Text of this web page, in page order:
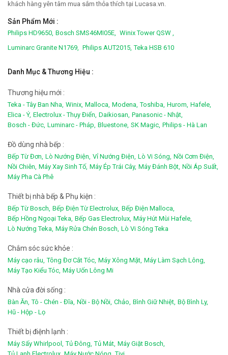
khách hàng yên tâm mua sắm thỏa thích tại Lucasa.vn.
Sản Phẩm Mới :
Philips HD9650, Bosch SMS46MI05E, Winix Tower QSW ,
Luminarc Granite N1769, Philips AUT2015, Teka HSB 610
Danh Mục & Thương Hiệu :
Thương hiệu mới :
Teka - Tây Ban Nha, Winix, Malloca, Modena, Toshiba, Hurom, Hafele,
Elica - Ý, Electrolux - Thụy Điển, Daikiosan, Panasonic - Nhật,
Bosch - Đức, Luminarc - Pháp, Bluestone, SK Magic, Philips - Hà Lan
Đồ dùng nhà bếp :
Bếp Từ Đơn, Lò Nướng Điện, Vỉ Nướng Điện, Lò Vi Sóng, Nồi Cơm Điện,
Nồi Chiên, Máy Xay Sinh Tố, Máy Ép Trái Cây, Máy Đánh Bột, Nồi Áp Suất,
Máy Pha Cà Phê
Thiết bị nhà bếp & Phụ kiện :
Bếp Từ Bosch, Bếp Điện Từ Electrolux, Bếp Điện Malloca,
Bếp Hồng Ngoại Teka, Bếp Gas Electrolux, Máy Hút Mùi Hafele,
Lò Nướng Teka, Máy Rửa Chén Bosch, Lò Vi Sóng Teka
Chắm sóc sức khỏe :
Máy cạo râu, Tông Đơ Cắt Tóc, Máy Xông Mặt, Máy Làm Sạch Lông,
Máy Tạo Kiểu Tóc, Máy Uốn Lông Mi
Nhà cửa đời sống :
Bàn Ăn, Tô - Chén - Đĩa, Nồi - Bộ Nồi, Chảo, Bình Giữ Nhiệt, Bộ Bình Ly,
Hũ - Hộp - Lọ
Thiết bị điệnh lạnh :
Máy Sấy Whirlpool, Tủ Đông, Tủ Mát, Máy Giặt Bosch,